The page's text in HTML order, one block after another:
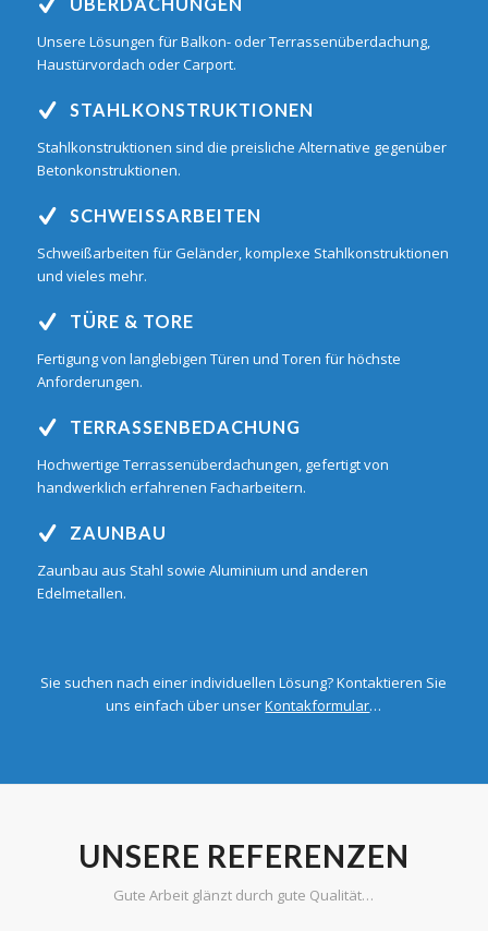
Unsere Lösungen für Balkon- oder Terrassenüberdachung,
Haustürvordach oder Carport.
STAHLKONSTRUKTIONEN
Stahlkonstruktionen sind die preisliche Alternative gegenüber
Betonkonstruktionen.
SCHWEISSARBEITEN
Schweißarbeiten für Geländer, komplexe Stahlkonstruktionen
und vieles mehr.
TÜRE & TORE
Fertigung von langlebigen Türen und Toren für höchste
Anforderungen.
TERRASSENBEDACHUNG
Hochwertige Terrassenüberdachungen, gefertigt von
handwerklich erfahrenen Facharbeitern.
ZAUNBAU
Zaunbau aus Stahl sowie Aluminium und anderen
Edelmetallen.
Sie suchen nach einer individuellen Lösung? Kontaktieren Sie
uns einfach über unserKontakformular…
UNSERE REFERENZEN
Gute Arbeit glänzt durch gute Qualität…